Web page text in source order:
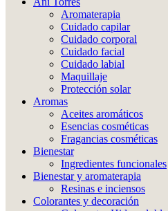
Aromaterapia
Cuidado capilar
Cuidado corporal
Cuidado facial
Cuidado labial
Maquillaje
Protección solar
Aromas
Aceites aromáticos
Esencias cosméticas
Fragancias cosméticas
Bienestar
Ingredientes funcionales
Bienestar y aromaterapia
Resinas e inciensos
Colorantes y decoración